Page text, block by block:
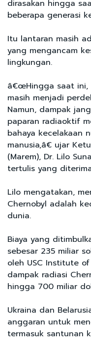
dirasakan hingga
beberapa generasi
Itu lantaran masih
yang mengancam
lingkungan.
â€œHingga saat ini,
masih menjadi
Namun, dampak
paparan radiaoktif
bahaya kecelakaan
manusia,â€ ujar
(Marem), Dr. Lilo
tertulis yang
Lilo mengatakan,
Chernobyl adalah
dunia.
Biaya yang
sebesar 235 miliar
oleh USC Institute
dampak radiasi
hingga 700 miliar
Ukraina dan
anggaran untuk
termasuk santunan